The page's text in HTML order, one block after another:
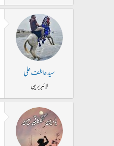
سید عاطف علی
لائبریرین